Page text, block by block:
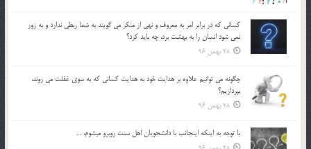
كساني كه در برابر امر به معروف و نهي از منكر مي گويند به شما ربطي ندارد و به زور
نمي شود انسان را به بهشت برد، چه بايد كرد؟
28 بهمن 96
چگونه مي توانيم علاوه بر هدايت خود به هدايت كساني كه به سوي غفلت مي روند،
بپردازيم؟
28 بهمن 96
با توجه به اينكه اينجانب با دانشجويان اهل سنت روبرو مي‎شوم، …